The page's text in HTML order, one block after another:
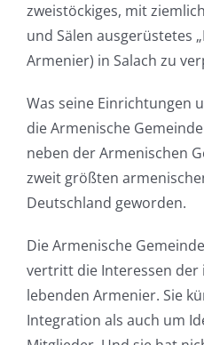
zweistöckiges, mit
und Sälen ausgerüstetes
Armenier) in Salach zu
Was seine Einrichtungen
die Armenische
neben der Armenischen
zweit größten
Deutschland geworden.
Die Armenische
vertritt die Interessen
lebenden Armenier. Sie
Integration als auch um